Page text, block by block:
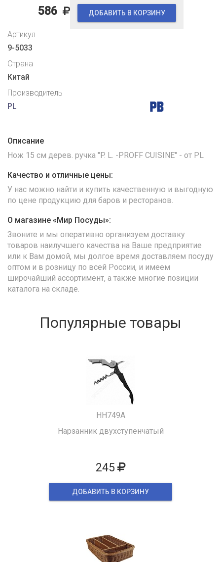
586 ДОБАВИТЬ В КОРЗИНУ
Артикул
9-5033
Страна
Китай
Производитель
PL
Описание
Нож 15 см дерев. ручка "P. L. -PROFF CUISINE" - от PL
Качество и отличные цены:
У нас можно найти и купить качественную и выгодную
по цене продукцию для баров и ресторанов.
О магазине «Мир Посуды»:
Звоните и мы оперативно организуем доставку
товаров наилучшего качества на Ваше предприятие
или к Вам домой, мы долгое время доставляем посуду
оптом и в розницу по всей России, и имеем
широчайший ассортимент, а также многие позиции
каталога на складе.
Популярные товары
HH749A
Нарзанник двухступенчатый
245
ДОБАВИТЬ В КОРЗИНУ